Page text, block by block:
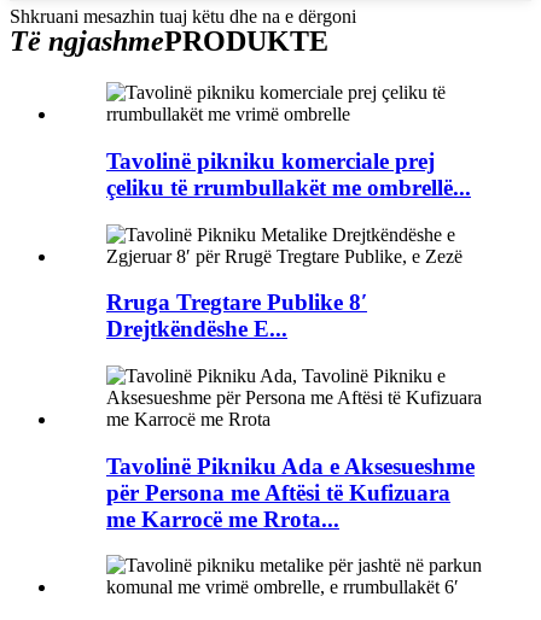
Shkruani mesazhin tuaj këtu dhe na e dërgoni
Të ngjashmePRODUKTE
Tavolinë pikniku komerciale prej
çeliku të rrumbullakët me ombrellë...
Rruga Tregtare Publike 8′
Drejtkëndëshe E...
Tavolinë Pikniku Ada e Aksesueshme
për Persona me Aftësi të Kufizuara
me Karrocë me Rrota...